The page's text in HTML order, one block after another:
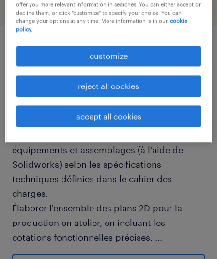
descriptif du poste
VOS MISSIONS PRINCIPALES
équipements et assemblages (à l'aide de
Solidworks) selon les spécifications
techniques définies dans le cahier des
charges.
Élaborer l'ensemble des plans 2D pour la
production en atelier, en incluant les
cotations fonctionnelles précises. ...
Rédiger la nomenclature détaillée des pièces
offer you more relevant information in searches. You can either accept or
decline them, or click "customize" to specify your choice. You can
change your options at any time. More information is in our cookie
policy.
customize
reject all cookies
accept all cookies